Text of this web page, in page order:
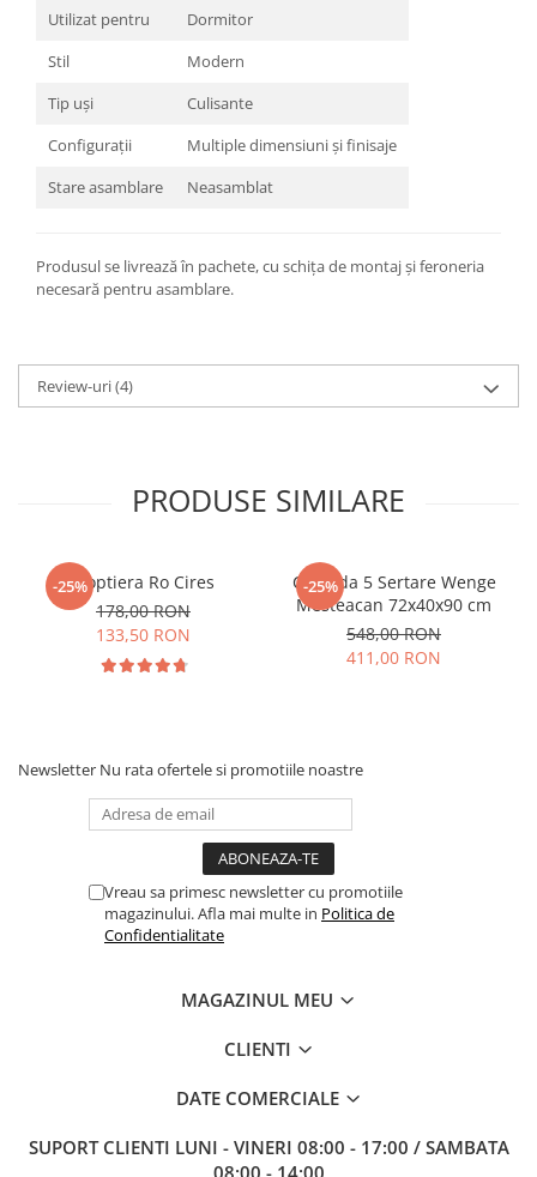
Utilizat pentru
Dormitor
Stil
Modern
Tip uși
Culisante
Configurații
Multiple dimensiuni și finisaje
Stare asamblare
Neasamblat
Produsul se livrează în pachete, cu schița de montaj și feroneria
necesară pentru asamblare.
Review-uri(4)
PRODUSE SIMILARE
-25%Noptiera Ro Cires
178,00 RON
133,50 RON
-25%
Comoda 5 Sertare Wenge
Mesteacan 72x40x90 cm
548,00 RON
411,00 RON
Newsletter Nu rata ofertele si promotiile noastre
Vreau sa primesc newsletter cu promotiile
magazinului. Afla mai multe in Politica de
Confidentialitate
MAGAZINUL MEU
CLIENTI
DATE COMERCIALE
SUPORT CLIENTI LUNI - VINERI 08:00 - 17:00 / SAMBATA